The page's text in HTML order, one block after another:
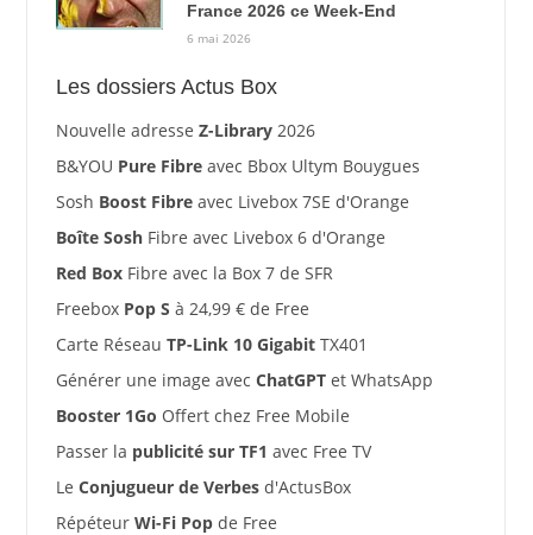
France 2026 ce Week-End
6 mai 2026
Les dossiers Actus Box
Nouvelle adresse Z-Library2026
B&YOU Pure Fibreavec Bbox Ultym Bouygues
Sosh Boost Fibreavec Livebox 7SE d'Orange
Boîte SoshFibre avec Livebox 6 d'Orange
Red BoxFibre avec la Box 7 de SFR
Freebox Pop S à 24,99 € de Free
Carte Réseau TP-Link 10 GigabitTX401
Générer une image avec ChatGPTet WhatsApp
Booster 1Go Offert chez Free Mobile
Passer la publicité sur TF1 avec Free TV
Le Conjugueur de Verbesd'ActusBox
Répéteur Wi-Fi Popde Free